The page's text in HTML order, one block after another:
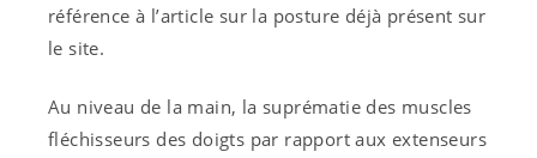
référence à l’article sur la posture déjà présent sur
le site.
Au niveau de la main, la suprématie des muscles
fléchisseurs des doigts par rapport aux extenseurs